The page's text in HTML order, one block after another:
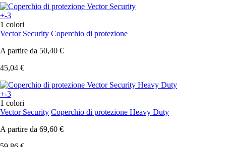
+-3
1 colori
Vector Security Coperchio di protezione
A partire da 50,40 €
45,04 €
+-3
1 colori
Vector Security Coperchio di protezione Heavy Duty
A partire da 69,60 €